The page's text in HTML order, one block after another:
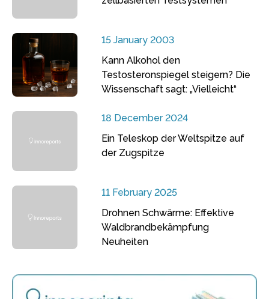
15 January 2003
Kann Alkohol den
Testosteronspiegel steigern? Die
Wissenschaft sagt: „Vielleicht“
18 December 2024
Ein Teleskop der Weltspitze auf
der Zugspitze
11 February 2025
Drohnen Schwärme: Effektive
Waldbrandbekämpfung
Neuheiten